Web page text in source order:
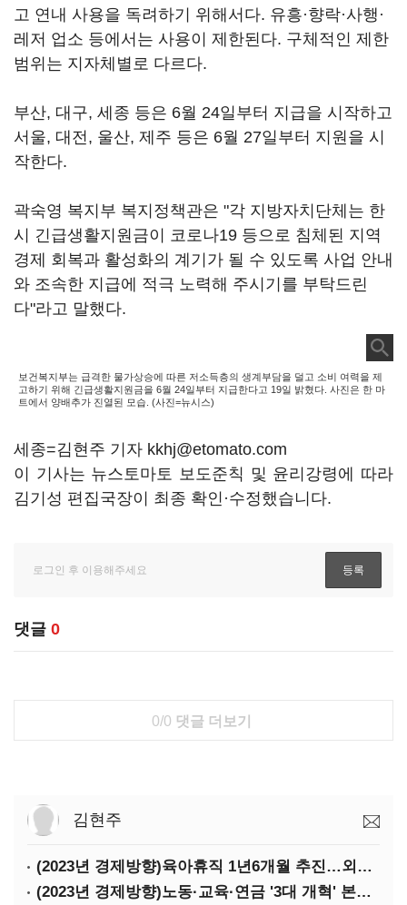
고 연내 사용을 독려하기 위해서다. 유흥·향락·사행·
레저 업소 등에서는 사용이 제한된다. 구체적인 제한
범위는 지자체별로 다르다.
부산, 대구, 세종 등은 6월 24일부터 지급을 시작하고
서울, 대전, 울산, 제주 등은 6월 27일부터 지원을 시
작한다.
곽숙영 복지부 복지정책관은 "각 지방자치단체는 한
시 긴급생활지원금이 코로나19 등으로 침체된 지역
경제 회복과 활성화의 계기가 될 수 있도록 사업 안내
와 조속한 지급에 적극 노력해 주시기를 부탁드린
다"라고 말했다.
보건복지부는 급격한 물가상승에 따른 저소득층의 생계부담을 덜고 소비 여력을 제
고하기 위해 긴급생활지원금을 6월 24일부터 지급한다고 19일 밝혔다. 사진은 한 마
트에서 양배추가 진열된 모습. (사진=뉴시스)
세종=김현주 기자 kkhj@etomato.com
이 기사는 뉴스토마토 보도준칙 및 윤리강령에 따라
김기성 편집국장이 최종 확인·수정했습니다.
댓글 0
0/0 댓글 더보기
김현주
(2023년 경제방향)육아휴직 1년6개월 추진…외국인력 비자 쿼터 11만명 확대
(2023년 경제방향)노동·교육·연금 '3대 개혁' 본격화…상반기엔 근로시간 개편